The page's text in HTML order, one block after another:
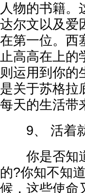
人物的书籍。
达尔文以及爱
在第一位。西
止高高在上的
则运用到你的
是关于苏格拉
每天的生活带
9、 活着就
你是否知道
的?你知不知
候，这些使命